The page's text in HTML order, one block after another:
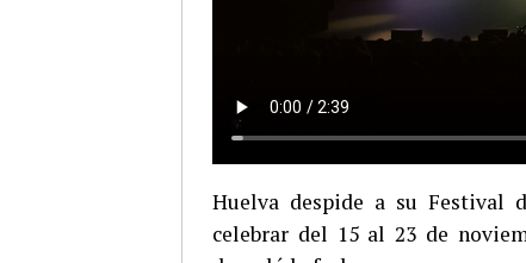
Huelva despide a su Festival
celebrar del 15 al 23 de